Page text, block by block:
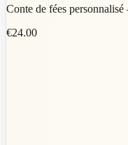
Conte de fées
€24.00